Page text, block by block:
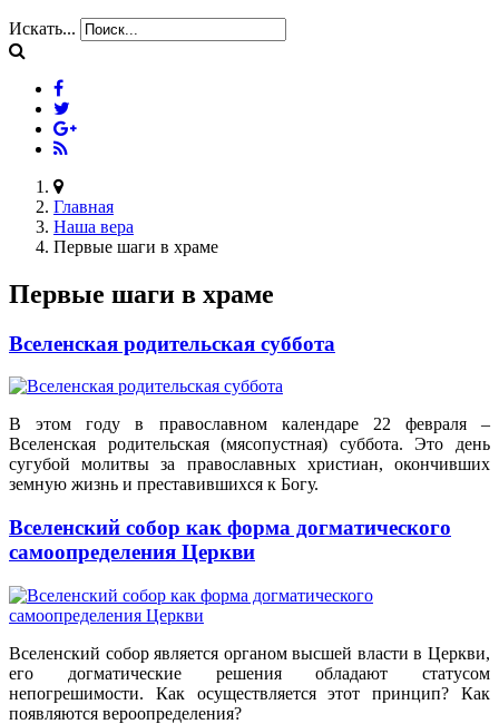
Искать...
Главная
Наша вера
Первые шаги в храме
Первые шаги в храме
Вселенская родительская суббота
В этом году в православном календаре 22 февраля –
Вселенская родительская (мясопустная) суббота. Это день
сугубой молитвы за православных христиан, окончивших
земную жизнь и преставившихся к Богу.
Вселенский собор как форма догматического
самоопределения Церкви
Вселенский собор является органом высшей власти в Церкви,
его догматические решения обладают статусом
непогрешимости. Как осуществляется этот принцип? Как
появляются вероопределения?